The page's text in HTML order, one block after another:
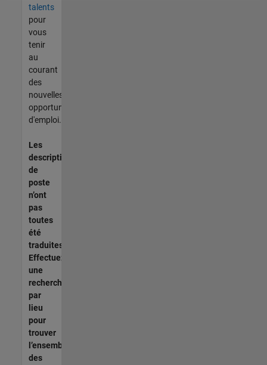
talents
pour
vous
tenir
au
courant
des
nouvelles
opportunités
d'emploi.
Les
descriptions
de
poste
n’ont
pas
toutes
été
traduites.
Effectuez
une
recherche
par
lieu
pour
trouver
l’ensemble
des